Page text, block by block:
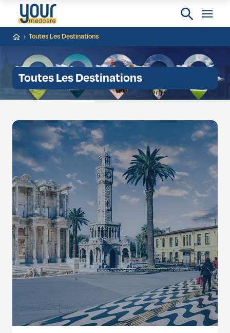
Toutes Les Destinations
Toutes Les Destinations